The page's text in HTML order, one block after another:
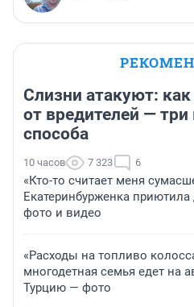
Слизни атакуют:
от вредителей —
способа
10 часов 7 323 6
«Кто-то считает меня
Екатеринбурженка
фото и видео
«Расходы на топливо
многодетная семья едет на
Турцию — фото